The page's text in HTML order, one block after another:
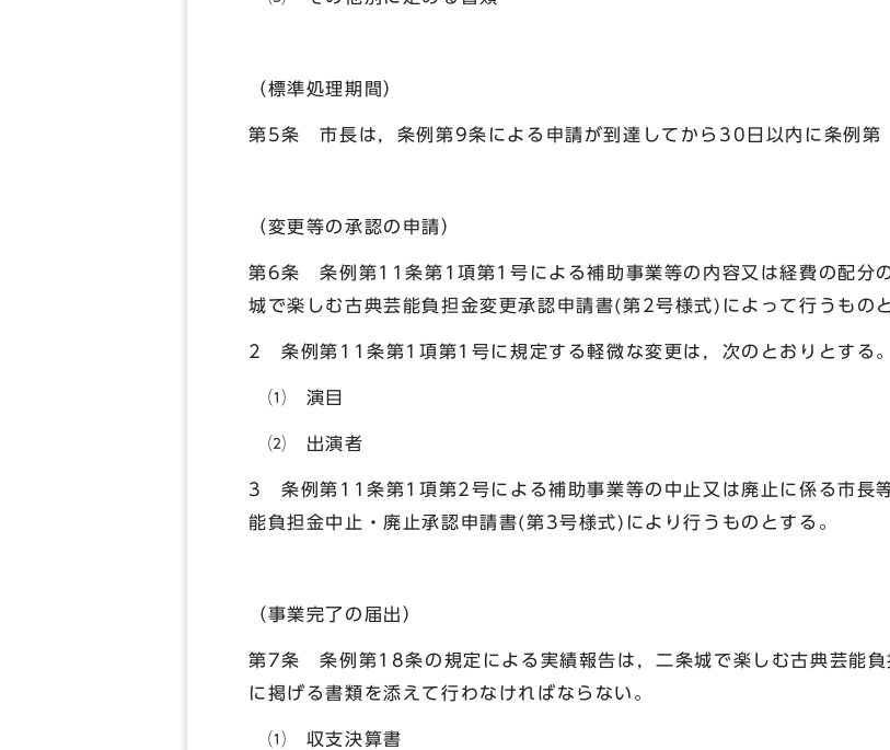
（標準処理期間）
第5条 市長は，条例第9条による申請が到達してから30日以内に条例第
（変更等の承認の申請）
第6条 条例第11条第1項第1号による補助事業等の内容又は経費の配分
城で楽しむ古典芸能負担金変更承認申請書(第2号様式)によって行うもの
2 条例第11条第1項第1号に規定する軽微な変更は，次のとおりとする。
⑴ 演目
⑵ 出演者
3 条例第11条第1項第2号による補助事業等の中止又は廃止に係る市長
能負担金中止・廃止承認申請書(第3号様式)により行うものとする。
（事業完了の届出）
第7条 条例第18条の規定による実績報告は，二条城で楽しむ古典芸能
に掲げる書類を添えて行わなければならない。
⑴ 収支決算書